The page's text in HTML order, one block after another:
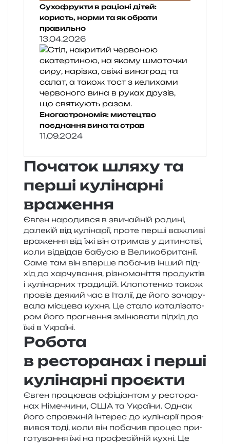
Сухофрукти в раціоні дітей:
користь, норми та як обрати
правильно
13.04.2026
Еногастрономія: мистецтво
поєднання вина та страв
11.09.2024
Початок шляху та
перші кулінарні
враження
Євген наро­див­ся в зви­чай­ній роди­ні,
дале­кій від кулі­на­рії, проте перші важли­ві
вра­же­н­ня від їжі він отри­мав у дитин­стві,
коли від­ві­дав бабу­сю в Великобританії.
Саме там він впер­ше поба­чив інший під­
хід до хар­чу­ва­н­ня, різно­ма­ні­т­тя про­ду­ктів
і кулі­нар­них тра­ди­цій. Клопотенко також
про­вів деякий час в Італії, де його зача­ру­
ва­ла місце­ва кухня. Це стало ката­лі­за­то­
ром його пра­гне­н­ня змі­ню­ва­ти під­хід до
їжі в Україні.
Робота
в ресторанах і перші
кулінарні проєкти
Євген пра­цю­вав офі­ці­ан­том у ресто­ра­
нах Німеччини, США та України. Однак
його справ­жній інте­рес до кулі­на­рії про­я­
вив­ся тоді, коли він поба­чив про­цес при­
го­ту­ва­н­ня їжі на про­фе­сій­ній кухні. Це